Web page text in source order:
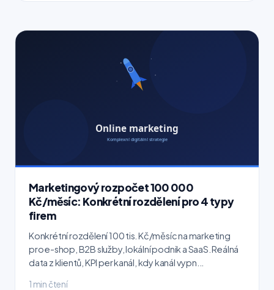
Marketingový rozpočet 100 000
Kč/měsíc: Konkrétní rozdělení pro 4 typy
firem
Konkrétní rozdělení 100 tis. Kč/měsíc na marketing
pro e-shop, B2B služby, lokální podnik a SaaS. Reálná
data z klientů, KPI per kanál, kdy kanál vypn...
1 min čtení